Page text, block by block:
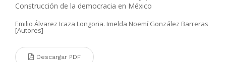
Construcción de la democracia en México
Emilio Álvarez Icaza Longoria. Imelda Noemí González Barreras
[Autores]
Descargar PDF